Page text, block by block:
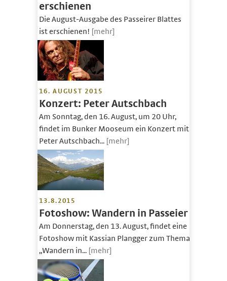
erschienen
Die August-Ausgabe des Passeirer Blattes
ist erschienen! [mehr]
16. AUGUST 2015
Konzert: Peter Autschbach
Am Sonntag, den 16. August, um 20 Uhr,
findet im Bunker Mooseum ein Konzert mit
Peter Autschbach... [mehr]
13.8.2015
Fotoshow: Wandern in Passeier
Am Donnerstag, den 13. August, findet eine
Fotoshow mit Kassian Plangger zum Thema
„Wandern in... [mehr]